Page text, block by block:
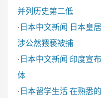
并列历史第二低
· 日本中文新闻
日本皇
涉公然猥亵被捕
· 日本中文新闻 印度宣
体
· 日本留学生活 在熟悉